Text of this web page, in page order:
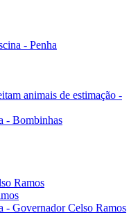
- Penha
animais de estimação -
- Bombinhas
Ramos
- Governador Celso Ramos